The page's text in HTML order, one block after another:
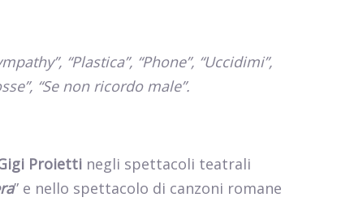
“Plastica”, “Phone”, “Uccidimi”,
“Se non ricordo male”.
Proietti negli spettacoli teatrali
” e nello spettacolo di canzoni romane